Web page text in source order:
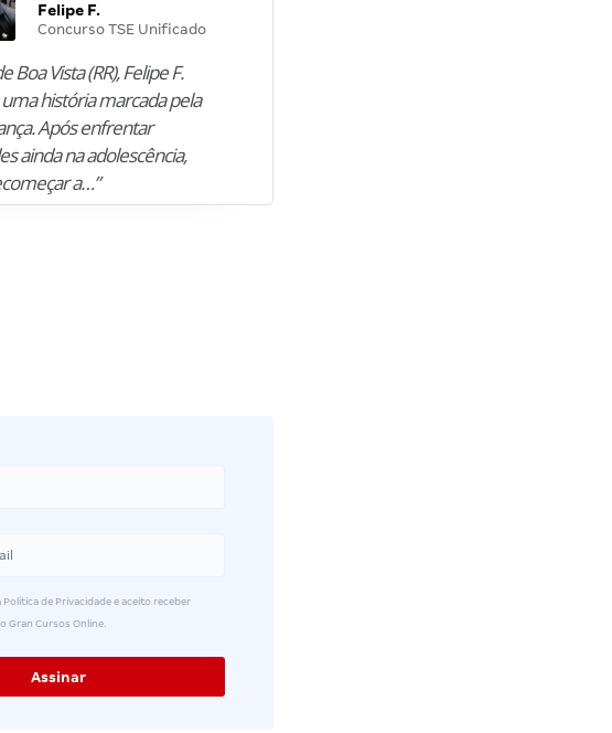
Felipe F.
Concurso TSE Unificado
Boa Vista (RR), Felipe F.
história marcada pela
Após enfrentar
ainda na adolescência,
a…”
de Privacidade e aceito receber
Gran Cursos Online.